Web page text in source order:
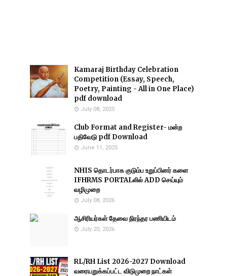
Kamaraj Birthday Celebration
Competition (Essay, Speech,
Poetry, Painting - All in One Place)
pdf download
July 08, 2025
Club Format and Register- மன்ற
பதிவேடு pdf Download
June 11, 2025
NHIS தொடர்பாக குடும்ப உறுப்பினர் களை
IFHRMS PORTALலில் ADD செய்யும்
வழிமுறை
July 08, 2026
ஆசிரியர்கள் தேவை நிரந்தர பணியிடம்
July 20, 2026
RL/RH List 2026-2027 Download
வரையறுக்கப்பட்ட விடுமுறை நாட்கள்